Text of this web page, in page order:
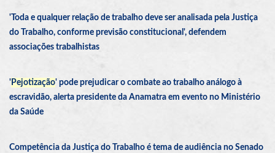
'Toda e qualquer relação de trabalho deve ser analisada pela Justiça
do Trabalho, conforme previsão constitucional', defendem
associações trabalhistas
' Pejotização' pode prejudicar o combate ao trabalho análogo à
escravidão, alerta presidente da Anamatra em evento no Ministério
da Saúde
Competência da Justiça do Trabalho é tema de audiência no Senado